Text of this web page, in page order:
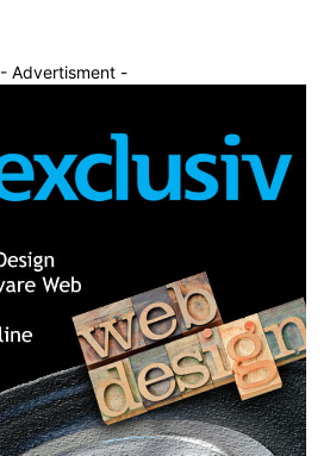
- Advertisment -